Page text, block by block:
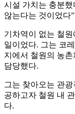
시설 가치는 충분했
않는다는 것이었다
기차역이 없는 철
일이었다. 그는 코
지에서 철원의 농
담당했다.
그는 찾아오는 관
공하고자 철원 내
다.